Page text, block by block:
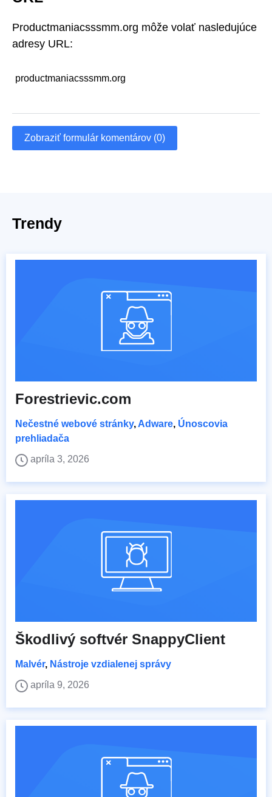
Productmaniacsssmm.org môže volať nasledujúce
adresy URL:
productmaniacsssmm.org
Zobraziť formulár komentárov (0)
Trendy
Forestrievic.com
Nečestné webové stránky,Adware, Únoscovia
prehliadača
apríla 3, 2026
Škodlivý softvér SnappyClient
Malvér, Nástroje vzdialenej správy
apríla 9, 2026